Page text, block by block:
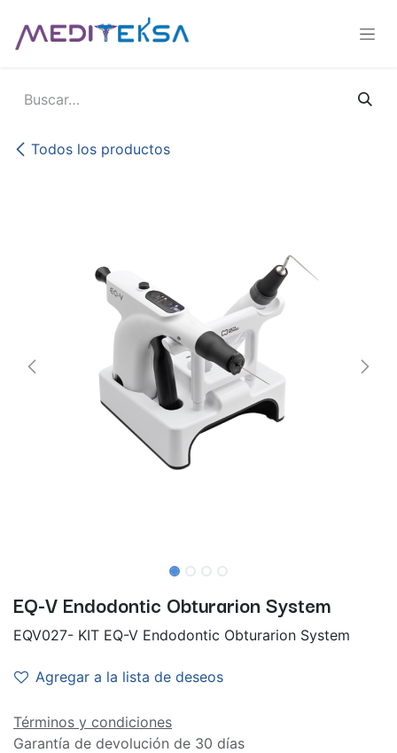
Todos los productos
EQ-V Endodontic Obturarion System
EQV027- KIT EQ-V Endodontic Obturarion System
Agregar a la lista de deseos
Términos y condiciones
Garantía de devolución de 30 días